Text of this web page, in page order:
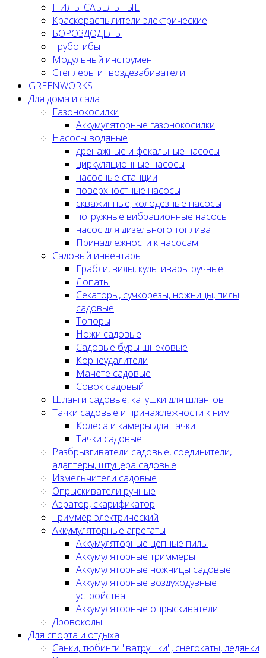
ПИЛЫ САБЕЛЬНЫЕ
Краскораспылители электрические
БОРОЗДОДЕЛЫ
Трубогибы
Модульный инструмент
Степлеры и гвоздезабиватели
GREENWORKS
Для дома и сада
Газонокосилки
Аккумуляторные газонокосилки
Насосы водяные
дренажные и фекальные насосы
циркуляционные насосы
насосные станции
поверхностные насосы
скважинные, колодезные насосы
погружные вибрационные насосы
насос для дизельного топлива
Принадлежности к насосам
Садовый инвентарь
Грабли, вилы, культивары ручные
Лопаты
Секаторы, сучкорезы, ножницы, пилы
садовые
Топоры
Ножи садовые
Садовые буры шнековые
Корнеудалители
Мачете садовые
Совок садовый
Шланги садовые, катушки для шлангов
Тачки садовые и принажлежности к ним
Колеса и камеры для тачки
Тачки садовые
Разбрызгиватели садовые, соединители,
адаптеры, штуцера садовые
Измельчители садовые
Опрыскиватели ручные
Аэратор, скарификатор
Триммер электрический
Аккумуляторные агрегаты
Аккумуляторные цепные пилы
Аккумуляторные триммеры
Аккумуляторные ножницы садовые
Аккумуляторные воздуходувные
устройства
Аккумуляторные опрыскиватели
Дровоколы
Для спорта и отдыха
Санки, тюбинги "ватрушки", снегокаты, ледянки